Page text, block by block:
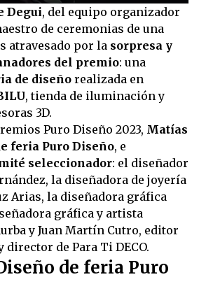
Degui, del equipo organizador
de ceremonias de una
atravesado por la sorpresa y
del premio: una
de diseñorealizada en
, tienda de iluminación y
3D.
Puro Diseño 2023, Matías
feria Puro Diseño, e
seleccionador: el diseñador
la diseñadora de joyería
Arias, la diseñadora gráfica
gráfica y artista
y Juan Martín Cutro, editor
de Para Ti DECO.
de feria Puro